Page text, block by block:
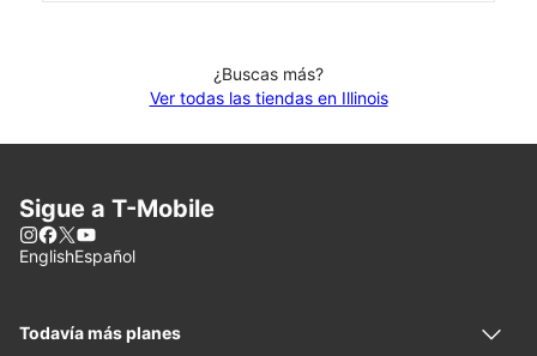
¿Buscas más?
Ver todas las tiendas en Illinois